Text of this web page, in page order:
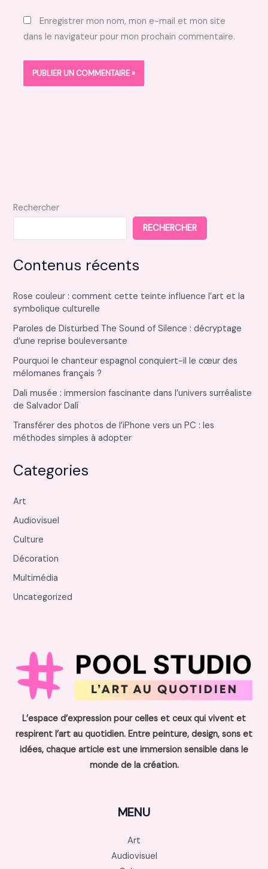
Enregistrer mon nom, mon e-mail et mon site
dans le navigateur pour mon prochain commentaire.
Rechercher
RECHERCHER
Contenus récents
Rose couleur : comment cette teinte influence l’art et la
symbolique culturelle
Paroles de Disturbed The Sound of Silence : décryptage
d’une reprise bouleversante
Pourquoi le chanteur espagnol conquiert-il le cœur des
mélomanes français ?
Dali musée : immersion fascinante dans l’univers surréaliste
de Salvador Dalí
Transférer des photos de l’iPhone vers un PC : les
méthodes simples à adopter
Categories
Art
Audiovisuel
Culture
Décoration
Multimédia
Uncategorized
L’espace d’expression pour celles et ceux qui vivent et
respirent l’art au quotidien. Entre peinture, design, sons et
idées, chaque article est une immersion sensible dans le
monde de la création.
MENU
Art
Audiovisuel